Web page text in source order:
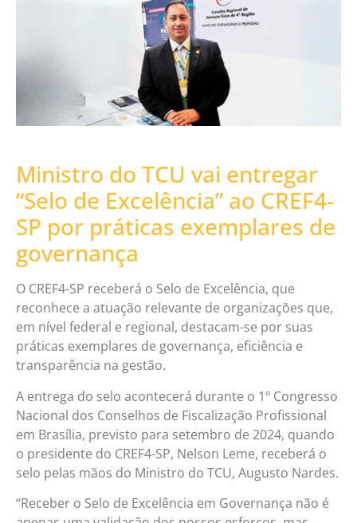
Ministro do TCU vai entregar
“Selo de Excelência” ao CREF4-
SP por práticas exemplares de
governança
O CREF4-SP receberá o Selo de Excelência, que
reconhece a atuação relevante de organizações que,
em nível federal e regional, destacam-se por suas
práticas exemplares de governança, eficiência e
transparência na gestão.
A entrega do selo acontecerá durante o 1º Congresso
Nacional dos Conselhos de Fiscalização Profissional
em Brasília, previsto para setembro de 2024, quando
o presidente do CREF4-SP, Nelson Leme, receberá o
selo pelas mãos do Ministro do TCU, Augusto Nardes.
“Receber o Selo de Excelência em Governança não é